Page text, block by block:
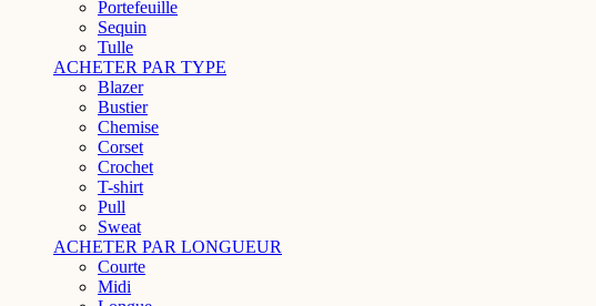
Portefeuille
Sequin
Tulle
ACHETER PAR TYPE
Blazer
Bustier
Chemise
Corset
Crochet
T-shirt
Pull
Sweat
ACHETER PAR LONGUEUR
Courte
Midi